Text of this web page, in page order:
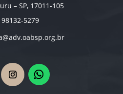
– SP, 17011-105
98132-5279